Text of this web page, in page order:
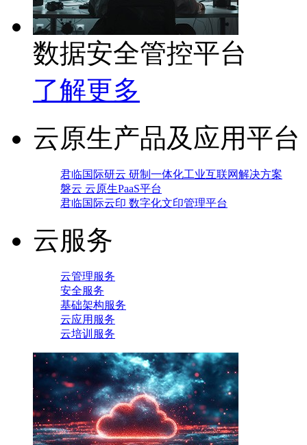
数据安全管控平台
了解更多
云原生产品及应用平台
君临国际研云 研制一体化工业互联网解决方案
磐云 云原生PaaS平台
君临国际云印 数字化文印管理平台
云服务
云管理服务
安全服务
基础架构服务
云应用服务
云培训服务